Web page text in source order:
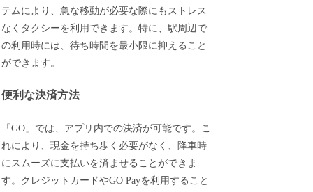
テムにより、急な移動が必要な際にもストレス
なくタクシーを利用できます。特に、駅周辺で
の利用時には、待ち時間を最小限に抑えること
ができます。
便利な決済方法
「GO」では、アプリ内での決済が可能です。こ
れにより、現金を持ち歩く必要がなく、降車時
にスムーズに支払いを済ませることができま
す。クレジットカードやGO Payを利用すること